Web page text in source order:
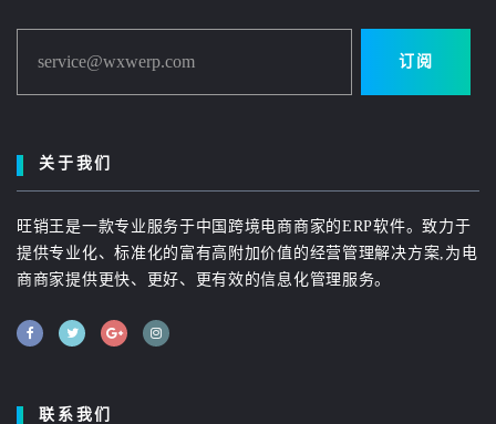
service@wxwerp.com 订阅
关于我们
旺销王是一款专业服务于中国跨境电商商家的ERP软件。致力于
提供专业化、标准化的富有高附加价值的经营管理解决方案,为电
商商家提供更快、更好、更有效的信息化管理服务。
联系我们